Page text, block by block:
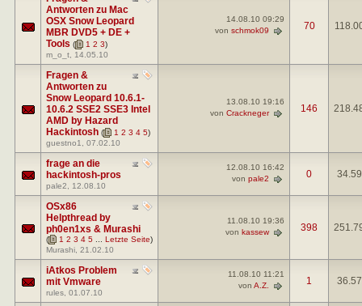
Antworten zu Mac
OSX Snow Leopard
MBR DVD5 + DE +
Tools ( 1 2 3)
m_o_t , 14.05.10
14.08.10 09:29
von schmok09 70
Fragen &
Antworten zu
Snow Leopard 10.6.1-
10.6.2 SSE2 SSE3 Intel
AMD by Hazard
Hackintosh ( 1 2 3 4 5)
guestno1
, 07.02.10
13.08.10 19:16
von Crackneger 146
frage an die
hackintosh-pros
pale2 , 12.08.10
12.08.10 16:42
von pale2 0
OSx86
Helpthread by
ph0en1xs & Murashi
( 1 2 3 4 5 Letzte Seite)
Murashi , 21.02.10
11.08.10 19:36
von kassew 398
iAtkos Problem
mit Vmware
rules , 01.07.10
11.08.10 11:21
von A.Z. 1